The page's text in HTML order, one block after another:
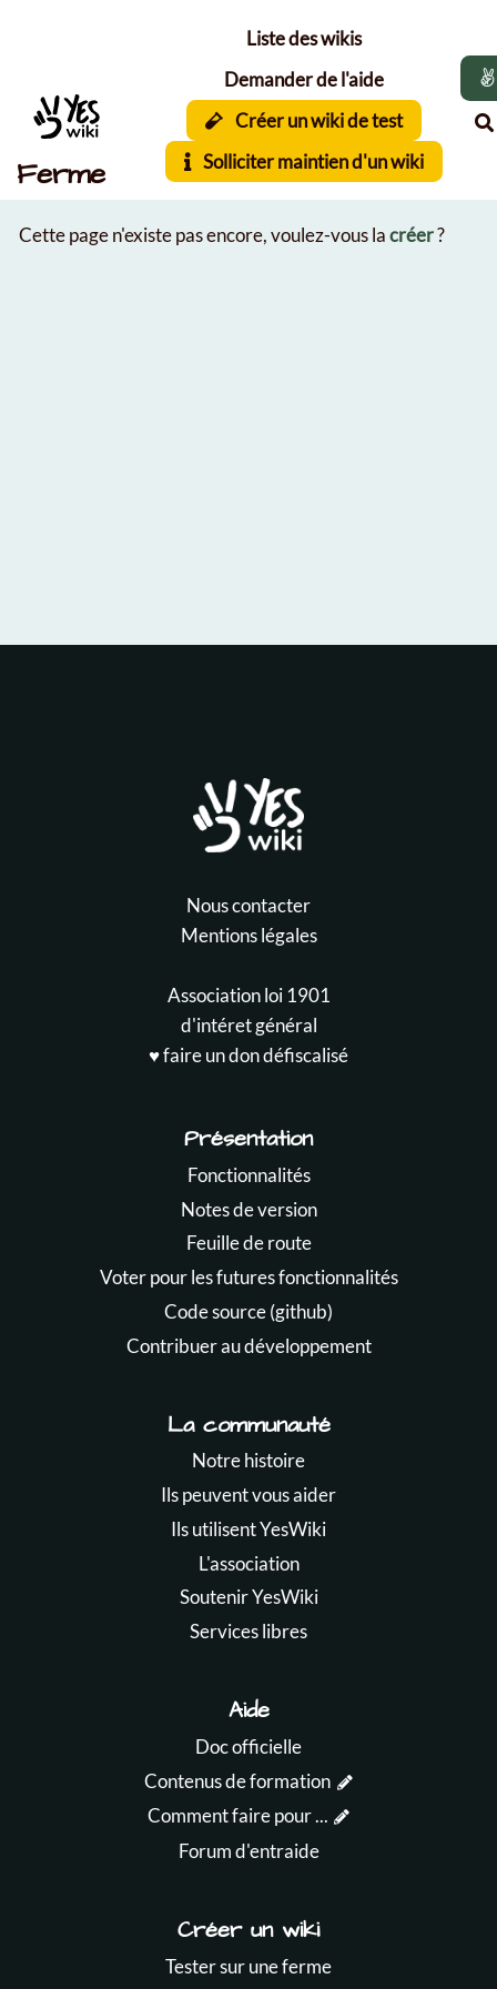
Ferme
Liste des wikis
Demander de l'aide
Créer un wiki de test
Solliciter maintien d'un wiki
Cette page n'existe pas encore, voulez-vous lacréer?
Nous contacter
Mentions légales
Association loi 1901
d'intéret général
♥️ faire un don défiscalisé
Présentation
Fonctionnalités
Notes de version
Feuille de route
Voter pour les futures fonctionnalités
Code source (github)
Contribuer au développement
La communauté
Notre histoire
Ils peuvent vous aider
Ils utilisent YesWiki
L'association
Soutenir YesWiki
Services libres
Aide
Doc officielle
Contenus de formation
Comment faire pour ...
Forum d'entraide
Créer un wiki
Tester sur une ferme